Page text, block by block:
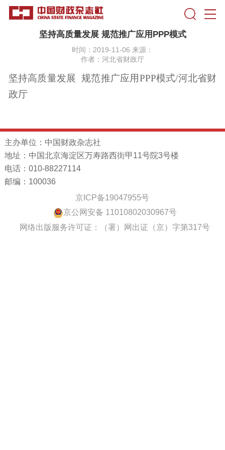
坚持高质量发展 规范推广应用PPP模式
时间：2019-11-06 来源：
作者：河北省财政厅
坚持高质量发展 规范推广应用PPP模式/河北省财
政厅
主办单位：中国财政杂志社
地址：中国北京海淀区万寿路西街甲11号院3号楼
电话：010-88227114
邮编：100036
京ICP备19047955号
京公网安备 11010802030967号
网络出版服务许可证：（署）网出证（京）字第317号